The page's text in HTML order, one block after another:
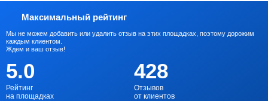
Максимальный рейтинг
Мы не можем добавить или удалить отзыв на этих площадках, поэтому дорожим
каждым клиентом.
Ждем и ваш отзыв!
5.0
Рейтинг
на площадках
428
Отзывов
от клиентов